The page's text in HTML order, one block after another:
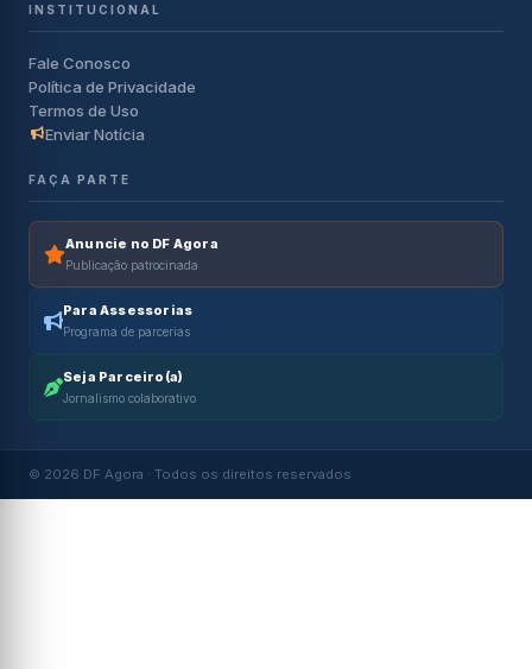
INSTITUCIONAL
Fale Conosco
Política de Privacidade
Termos de Uso
Enviar Notícia
FAÇA PARTE
Anuncie no DF Agora
Publicação patrocinada
Para Assessorias
Programa de parcerias
Seja Parceiro(a)
Jornalismo colaborativo
© 2026 DF Agora · Todos os direitos reservados